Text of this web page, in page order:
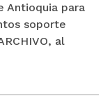
Antioquia para
soporte
al